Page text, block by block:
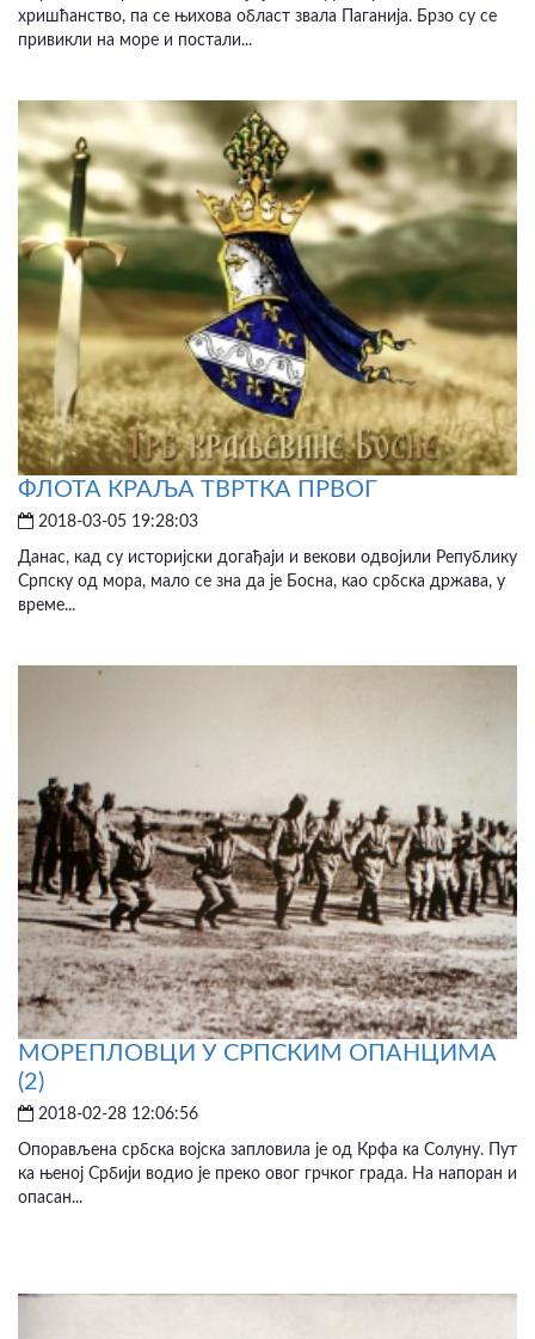
хришћанство, па се њихова област звала Паганија. Брзо су се
привикли на море и постали...
ФЛОТА КРАЉА ТВРТКА ПРВОГ
2018-03-05 19:28:03
Данас, кад су историјски догађаји и векови одвојили Републику
Српску од мора, мало се зна да је Босна, као србска држава, у
време...
МОРЕПЛОВЦИ У СРПСКИМ ОПАНЦИМА
(2)
2018-02-28 12:06:56
Опорављена србска војска запловила је од Крфа ка Солуну. Пут
ка њеној Србији водио је преко овог грчког града. На напоран и
опасан...